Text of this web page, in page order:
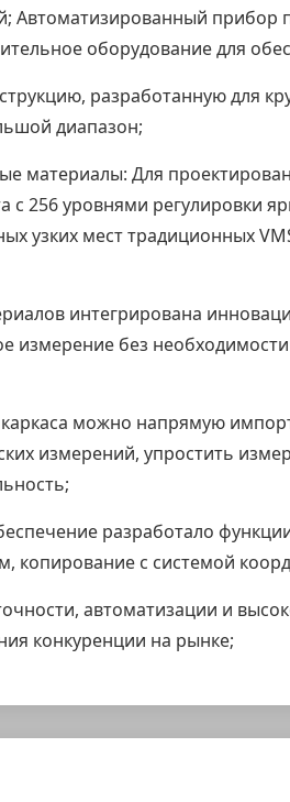
Автоматизированный
оборудование для
разработанную для
диапазон;
материалы: Для
256 уровнями регулировки
узких мест традиционных
интегрирована
без
можно напрямую
измерений, упростить
разработало
с системой
автоматизации и
конкуренции на рынке;